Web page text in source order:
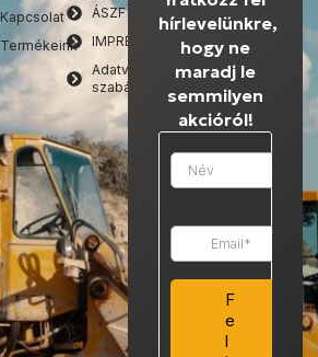
Kapcsolat
Termékeink
ÁSZF
IMPRESSZUM
Adatvédelmi
szabályzat
hírlevelünkre,
hogy ne
maradj le
semmilyen
akcióról!